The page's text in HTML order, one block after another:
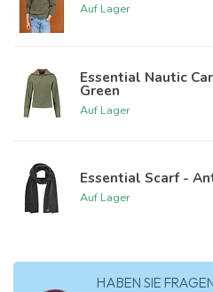
Auf Lager
Essential Nautic
Green
Auf Lager
Essential Scarf -
Auf Lager
HABEN SIE